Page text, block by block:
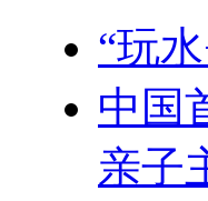
“玩
中国
亲子